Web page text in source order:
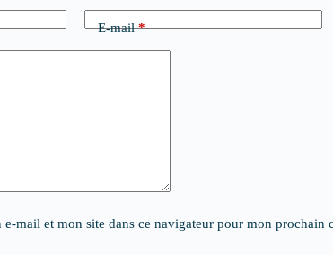
E-mail*
mail et mon site dans ce navigateur pour mon prochain